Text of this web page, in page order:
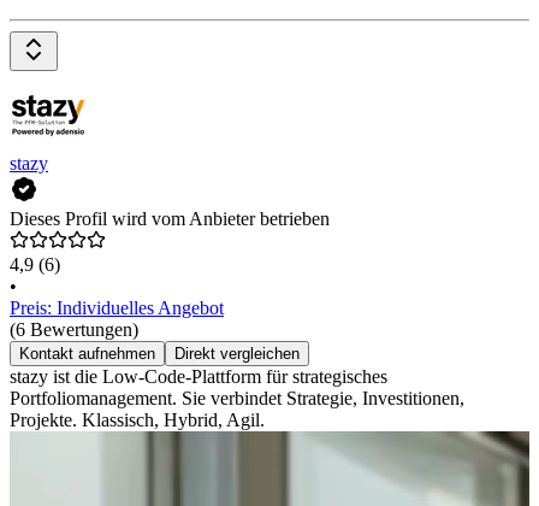
stazy
Dieses Profil wird vom Anbieter betrieben
4,9 (6)
•
Preis: Individuelles Angebot
(6 Bewertungen)
Kontakt aufnehmen Direkt vergleichen
stazy ist die Low-Code-Plattform für strategisches
Portfoliomanagement. Sie verbindet Strategie, Investitionen,
Projekte. Klassisch, Hybrid, Agil.